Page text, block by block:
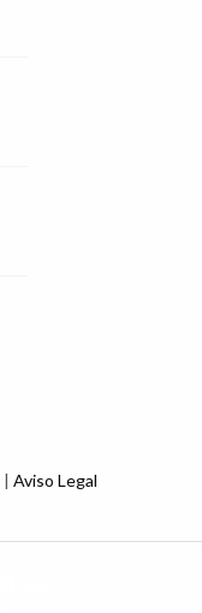
| Aviso Legal